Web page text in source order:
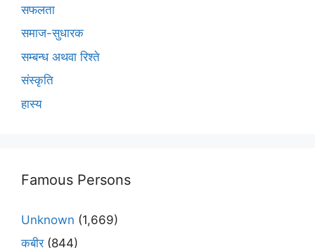
सफलता
समाज-सुधारक
सम्बन्ध अथवा रिश्ते
संस्कृति
हास्य
Famous Persons
Unknown (1,669)
कबीर(844)